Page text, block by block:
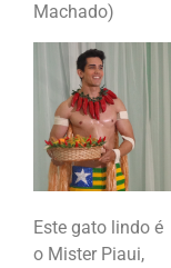
Machado)
Este gato lindo é
o Mister Piaui,